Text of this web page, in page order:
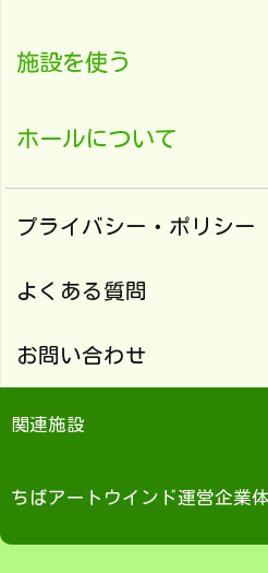
施設を使う
ホールについて
プライバシー・ポリシー
よくある質問
お問い合わせ
関連施設
ちばアートウインド運営企業体